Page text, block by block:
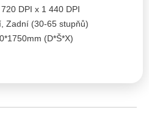
DPI x 1 440 DPI
Zadní (30-65 stupňů)
(D*Š*X)